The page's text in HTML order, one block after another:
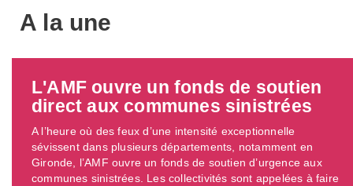
A la une
L'AMF ouvre un fonds de soutien
direct aux communes sinistrées
A l’heure où des feux d’une intensité exceptionnelle
sévissent dans plusieurs départements, notamment en
Gironde, l’AMF ouvre un fonds de soutien d’urgence aux
communes sinistrées. Les collectivités sont appelées à faire